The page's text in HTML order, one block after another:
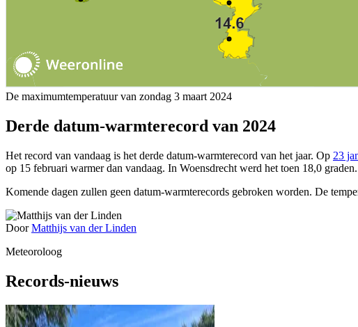
De maximumtemperatuur van zondag 3 maart 2024
Derde datum-warmterecord van 2024
Het record van vandaag is het derde datum-warmterecord van het jaar. Op 23
op 15 februari warmer dan vandaag. In Woensdrecht werd het toen 18,0 graden.
Komende dagen zullen geen datum-warmterecords gebroken worden. De
DoorMatthijs van der Linden
Meteoroloog
Records-nieuws